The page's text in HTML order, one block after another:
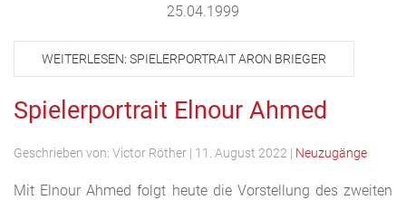
25.04.1999
WEITERLESEN: SPIELERPORTRAIT ARON BRIEGER
Spielerportrait Elnour Ahmed
Geschrieben von: Victor Röther | 11. August 2022 | Neuzugänge
Mit Elnour Ahmed folgt heute die Vorstellung des zweiten